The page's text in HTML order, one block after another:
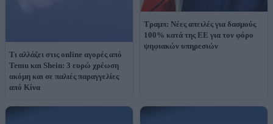
Τι αλλάζει στις online αγορές από
Temu και Shein: 3 ευρώ χρέωση
ακόμη και σε παλιές παραγγελίες
από Κίνα
Τραμπ: Νέες απειλές για δασμούς
100% κατά της ΕΕ για τον φόρο
ψηφιακών υπηρεσιών